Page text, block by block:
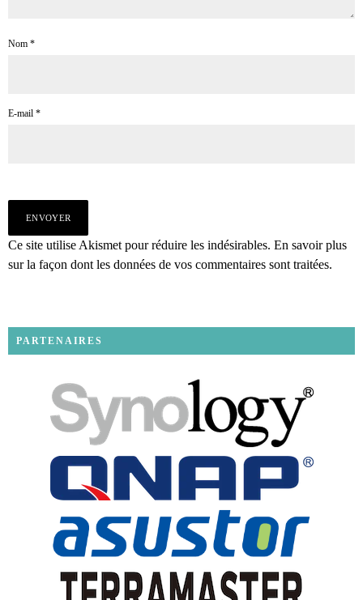
Nom *
E-mail *
Ce site utilise Akismet pour réduire les indésirables. En savoir plus
sur la façon dont les données de vos commentaires sont traitées.
PARTENAIRES